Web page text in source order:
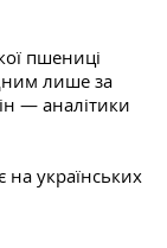
пшениці
лише за
— аналітики
на українських